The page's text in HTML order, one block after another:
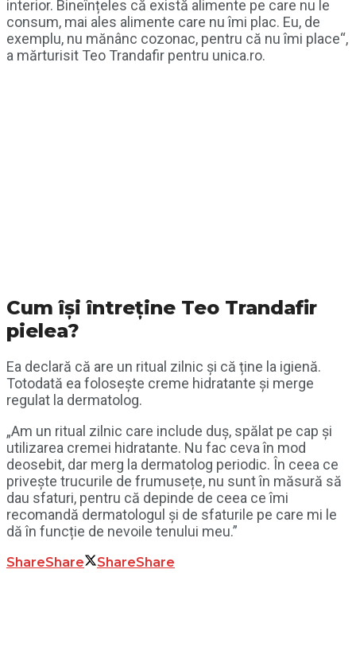
interior. Bineînțeles că există alimente pe care nu le
consum, mai ales alimente care nu îmi plac. Eu, de
exemplu, nu mănânc cozonac, pentru că nu îmi place“,
a mărturisit Teo Trandafir pentru unica.ro.
Cum își întreține Teo Trandafir
pielea?
Ea declară că are un ritual zilnic și că ține la igienă.
Totodată ea folosește creme hidratante și merge
regulat la dermatolog.
„Am un ritual zilnic care include duș, spălat pe cap și
utilizarea cremei hidratante. Nu fac ceva în mod
deosebit, dar merg la dermatolog periodic. În ceea ce
privește trucurile de frumusețe, nu sunt în măsură să
dau sfaturi, pentru că depinde de ceea ce îmi
recomandă dermatologul și de sfaturile pe care mi le
dă în funcție de nevoile tenului meu.”
ShareShare ShareShare